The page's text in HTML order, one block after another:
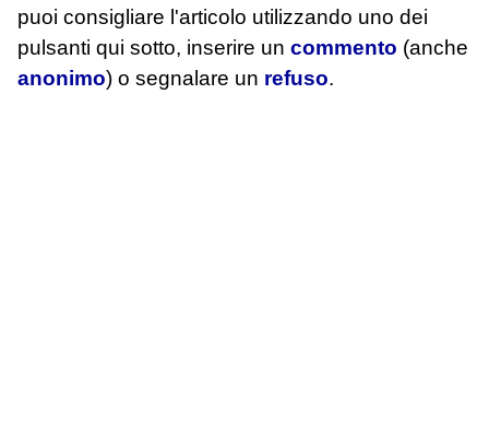
puoi consigliare l'articolo utilizzando uno dei
pulsanti qui sotto, inserire un commento (anche
anonimo) o segnalare un refuso.